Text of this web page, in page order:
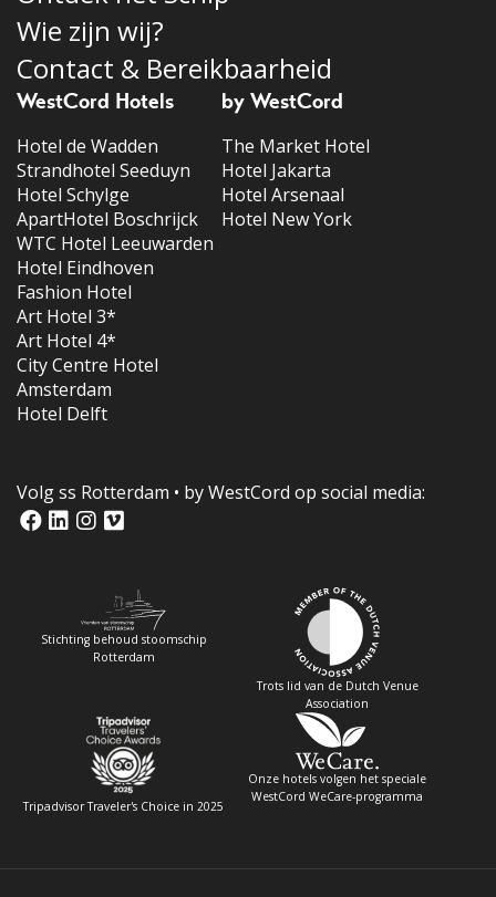
Even majestueus als haar naam. Vanuit de ruime
450 personen LEES VERDER